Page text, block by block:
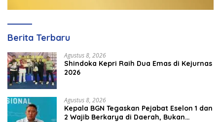
Berita Terbaru
Agustus 8, 2026
Shindoka Kepri Raih Dua Emas di Kejurnas
2026
Agustus 8, 2026
Kepala BGN Tegaskan Pejabat Eselon 1 dan
2 Wajib Berkarya di Daerah, Bukan